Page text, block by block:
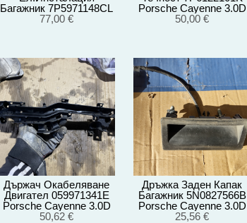
Багажник 7P5971148CL
Porsche Cayenne 3.0D
77,00 €
Porsche Cayenne 3.0D
92A/EG22/2012
50,00 €
Държач Окабеляване
Двигател 059971341E
Porsche Cayenne 3.0D
92A/EG22/2012
50,62 €
Дръжка Заден Капак
Багажник 5N0827566B
Porsche Cayenne 3.0D
92A/2012г
25,56 €